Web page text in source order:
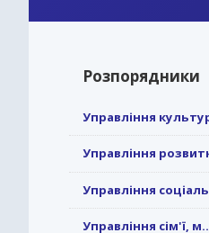
Розпорядники
Управління
Управління
Управління
Управління сім'ї,